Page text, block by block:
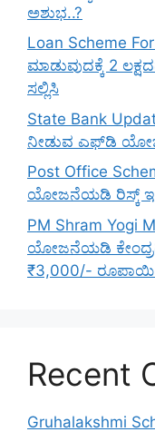
ಅಶುಭ..?
Loan Scheme
ಮಾಡುವುದಕ್ಕೆ 2
ಸಲ್ಲಿಸಿ
State Bank
ನೀಡುವ ಎಫ್‌ಡಿ
Post Office
ಯೋಜನೆಯಡಿ ರಿಸ್ಕ್‌
PM Shram Yogi
ಯೋಜನೆಯಡಿ
₹3,000/-
Recent
Gruhalakshmi